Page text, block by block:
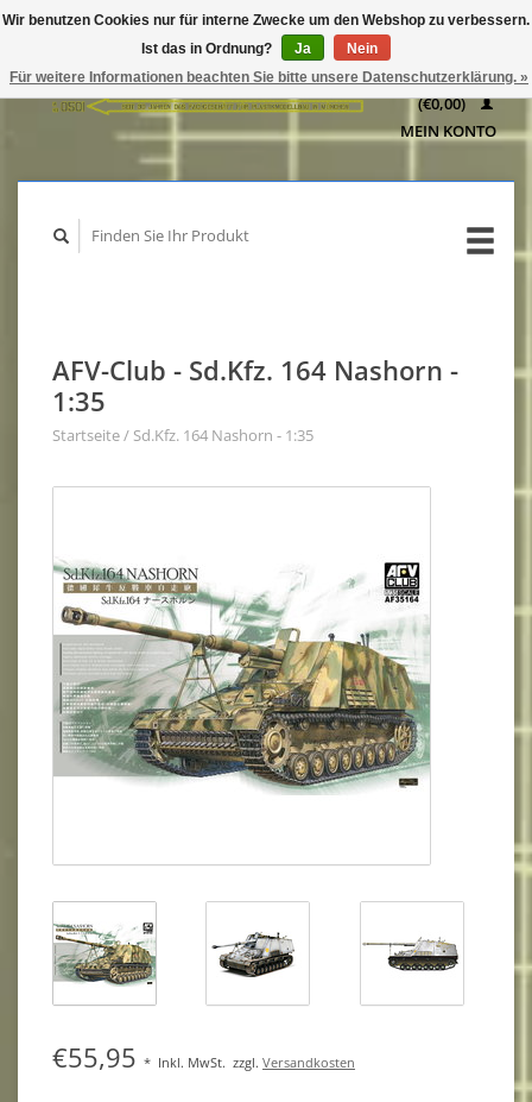
WARENKORB
(€0,00)
MEIN KONTO
AFV-Club - Sd.Kfz. 164 Nashorn -
1:35
Startseite/ Sd.Kfz. 164 Nashorn - 1:35
€55,95 * Inkl. MwSt. zzgl. Versandkosten
Wir benutzen Cookies nur für interne Zwecke um den Webshop zu verbessern.
Ist das in Ordnung?
Ja
Nein
Für weitere Informationen beachten Sie bitte unsere Datenschutzerklärung. »